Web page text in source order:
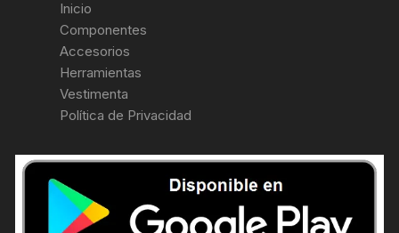
Inicio
Componentes
Accesorios
Herramientas
Vestimenta
Política de Privacidad